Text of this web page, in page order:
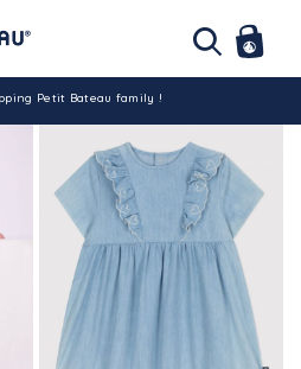
partout en Tunisie !
par carte bancaire (hors promo)